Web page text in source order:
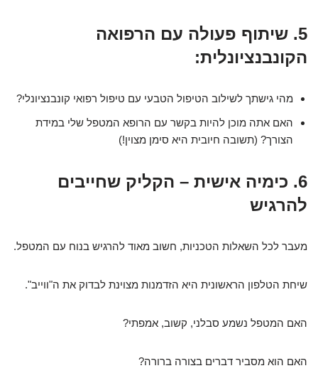
5. שיתוף פעולה עם הרפואה
הקונבנציונלית:
מהי גישתך לשילוב הטיפול הטבעי עם טיפול רפואי קונבנציונלי?
האם אתה מוכן להיות בקשר עם הרופא המטפל שלי במידת
הצורך? (תשובה חיובית היא סימן מצוין!)
6. כימיה אישית – הקליק שחייבים
להרגיש
מעבר לכל השאלות הטכניות, חשוב מאוד להרגיש בנוח עם המטפל.
שיחת הטלפון הראשונית היא הזדמנות מצוינת לבדוק את ה"ווייב".
האם המטפל נשמע סבלני, קשוב, אמפתי?
האם הוא מסביר דברים בצורה ברורה?